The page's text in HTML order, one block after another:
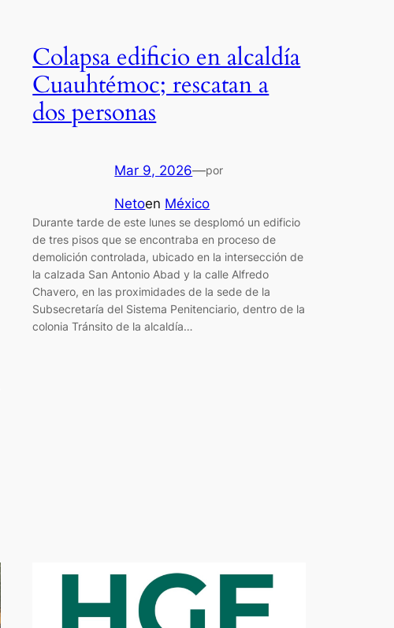
Colapsa edificio en alcaldía
Cuauhtémoc; rescatan a
dos personas
Mar 9, 2026—por
Netoen México
Durante tarde de este lunes se desplomó un edificio
de tres pisos que se encontraba en proceso de
demolición controlada, ubicado en la intersección de
la calzada San Antonio Abad y la calle Alfredo
Chavero, en las proximidades de la sede de la
Subsecretaría del Sistema Penitenciario, dentro de la
colonia Tránsito de la alcaldía…